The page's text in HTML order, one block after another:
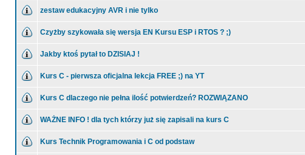
zestaw edukacyjny AVR i nie tylko
Czyżby szykowała się wersja EN Kursu ESP i RTOS ? ;)
Jakby ktoś pytał to DZISIAJ !
Kurs C - pierwsza oficjalna lekcja FREE ;) na YT
Kurs C dlaczego nie pełna ilość potwierdzeń? ROZWIĄZANO
WAŻNE INFO ! dla tych którzy już się zapisali na kurs C
Kurs Technik Programowania i C od podstaw